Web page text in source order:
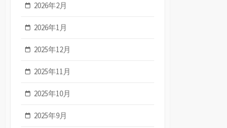
2026年2月
2026年1月
2025年12月
2025年11月
2025年10月
2025年9月